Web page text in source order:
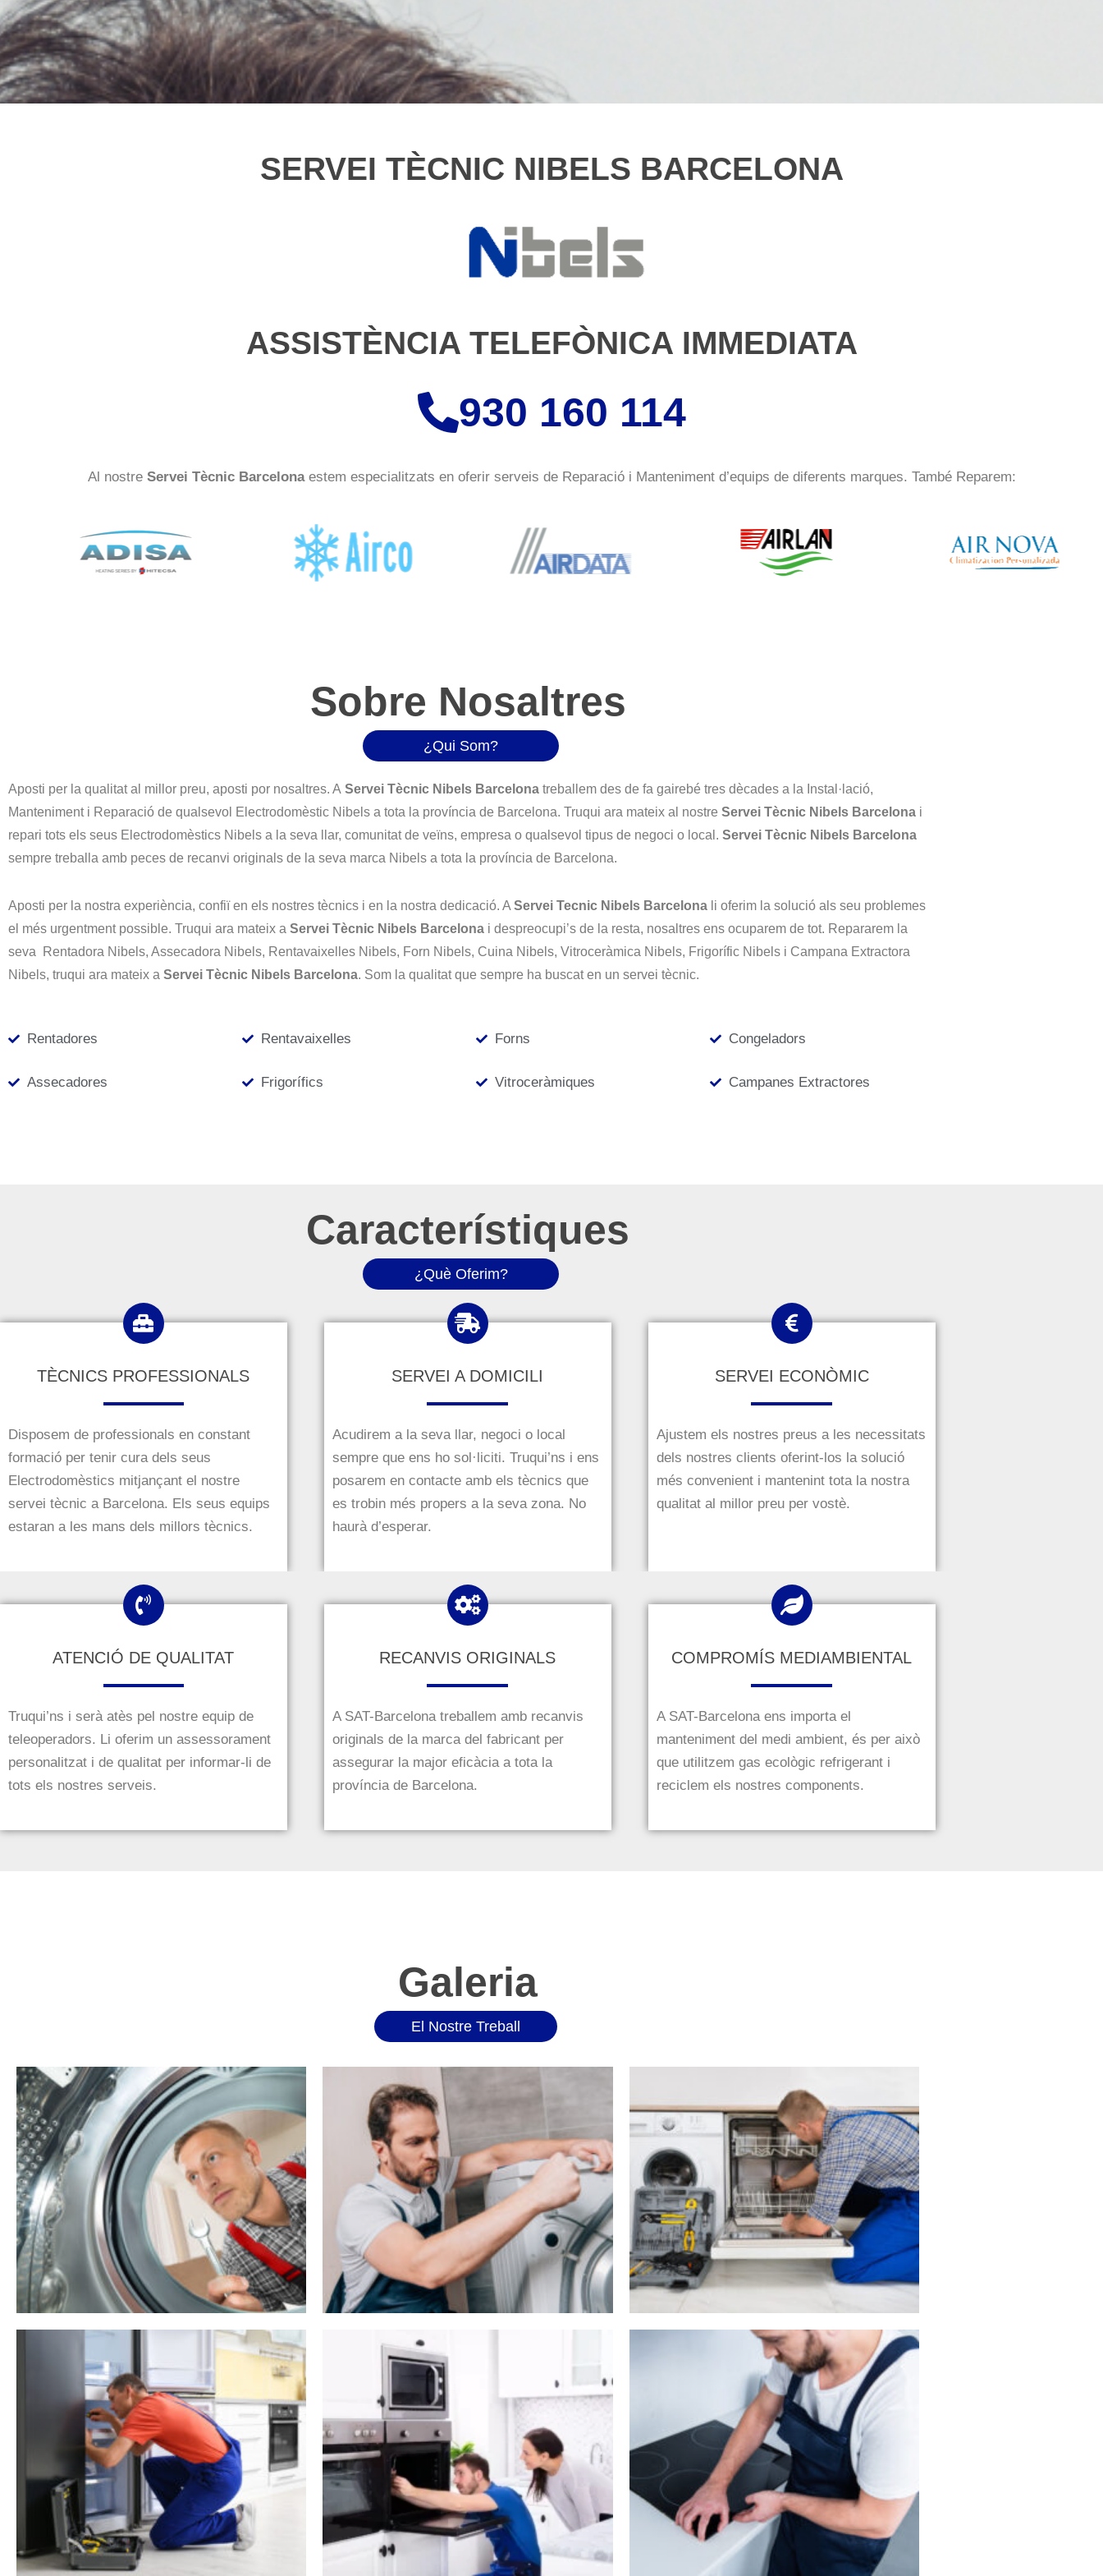
SERVEI TÈCNIC NIBELS BARCELONA
ASSISTÈNCIA TELEFÒNICA IMMEDIATA
930 160 114
Al nostre Servei Tècnic Barcelonaestem especialitzats en oferir serveis de Reparació i Manteniment d’equips de diferents marques. També Reparem:
Sobre Nosaltres
¿Qui Som?
Aposti per la qualitat al millor preu, aposti por nosaltres. A Servei Tècnic Nibels Barcelona treballem des de fa gairebé tres dècades a la Instal·lació,
Manteniment i Reparació de qualsevol Electrodomèstic Nibels a tota la província de Barcelona. Truqui ara mateix al nostre Servei Tècnic Nibels Barcelona i
repari tots els seus Electrodomèstics Nibels a la seva llar, comunitat de veïns, empresa o qualsevol tipus de negoci o local. Servei Tècnic Nibels Barcelona
sempre treballa amb peces de recanvi originals de la seva marca Nibels a tota la província de Barcelona.
Aposti per la nostra experiència, confiï en els nostres tècnics i en la nostra dedicació. A Servei Tecnic Nibels Barcelona li oferim la solució als seu problemes
el més urgentment possible. Truqui ara mateix a Servei Tècnic Nibels Barcelona i despreocupi’s de la resta, nosaltres ens ocuparem de tot. Repararem la
seva Rentadora Nibels, Assecadora Nibels, Rentavaixelles Nibels, Forn Nibels, Cuina Nibels, Vitroceràmica Nibels, Frigorífic Nibels i Campana Extractora
Nibels, truqui ara mateix a Servei Tècnic Nibels Barcelona. Som la qualitat que sempre ha buscat en un servei tècnic.
Rentadores
Assecadores
Rentavaixelles
Frigorífics
Forns
Vitroceràmiques
Congeladors
Campanes Extractores
Característiques
¿Què Oferim?
TÈCNICS PROFESSIONALS
Disposem de professionals en constant
formació per tenir cura dels seus
Electrodomèstics mitjançant el nostre
servei tècnic a Barcelona. Els seus equips
estaran a les mans dels millors tècnics.
SERVEI A DOMICILI
Acudirem a la seva llar, negoci o local
sempre que ens ho sol·liciti. Truqui’ns i ens
posarem en contacte amb els tècnics que
es trobin més propers a la seva zona. No
haurà d’esperar.
SERVEI ECONÒMIC
Ajustem els nostres preus a les necessitats
dels nostres clients oferint-los la solució
més convenient i mantenint tota la nostra
qualitat al millor preu per vostè.
ATENCIÓ DE QUALITAT
Truqui’ns i serà atès pel nostre equip de
teleoperadors. Li oferim un assessorament
personalitzat i de qualitat per informar-li de
tots els nostres serveis.
RECANVIS ORIGINALS
A SAT-Barcelona treballem amb recanvis
originals de la marca del fabricant per
assegurar la major eficàcia a tota la
província de Barcelona.
COMPROMÍS MEDIAMBIENTAL
A SAT-Barcelona ens importa el
manteniment del medi ambient, és per això
que utilitzem gas ecològic refrigerant i
reciclem els nostres components.
Galeria
El Nostre Treball